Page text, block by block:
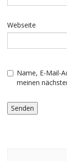
Webseite
Name, E-Mail-
meinen